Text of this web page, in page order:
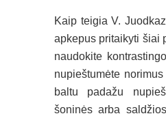
Kaip teigia V.
apkepus pritaikyti šiai
naudokite
nupieštumėte
baltu padažu
šoninės arba